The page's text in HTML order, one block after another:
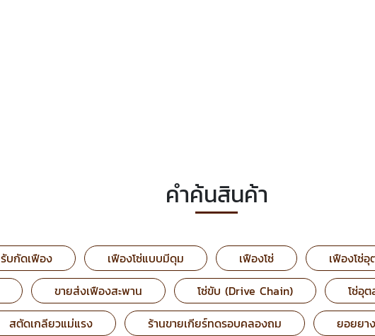
คำค้นสินค้า
รับกัดเฟือง เฟืองโซ่แบบมีดุม เฟืองโซ่ เฟืองโซ่
ขายส่งเฟืองสะพาน โซ่ขับ (Drive Chain) โซ่อุ
สตัดเกลียวแม่แรง ร้านขายเกียร์ทดรอบคลองถม ยอยยา